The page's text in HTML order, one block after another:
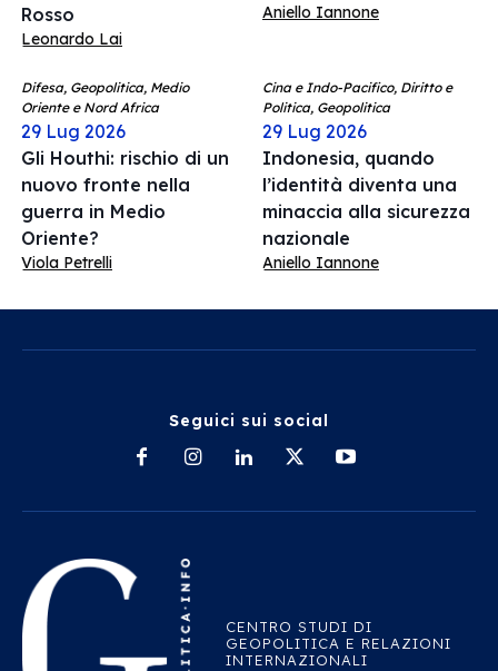
Rosso
Leonardo Lai
Aniello Iannone
Difesa, Geopolitica, Medio
Oriente e Nord Africa
29 Lug 2026
Gli Houthi: rischio di un
nuovo fronte nella
guerra in Medio
Oriente?
Viola Petrelli
Cina e Indo-Pacifico, Diritto e
Politica, Geopolitica
29 Lug 2026
Indonesia, quando
l’identità diventa una
minaccia alla sicurezza
nazionale
Aniello Iannone
Seguici sui social
CENTRO STUDI DI
GEOPOLITICA E RELAZIONI
INTERNAZIONALI